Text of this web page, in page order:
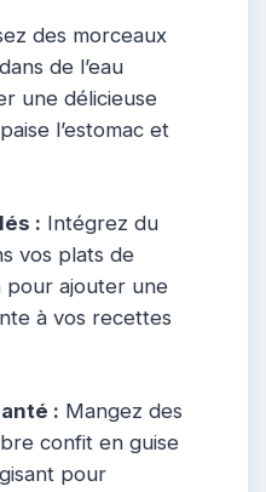
des morceaux
de l’eau
une délicieuse
l’estomac et
: Intégrez du
vos plats de
pour ajouter une
à vos recettes
: Mangez des
confit en guise
pour